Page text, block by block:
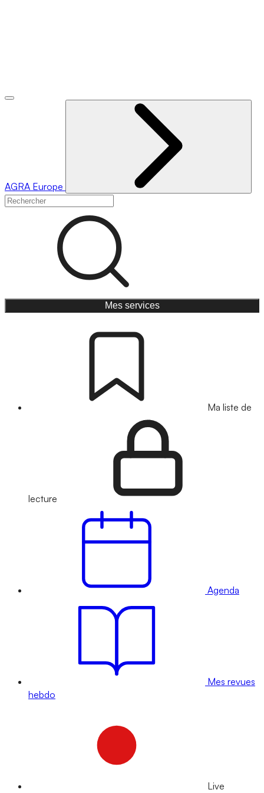
AGRA Europe
Mes services
Ma liste de
lecture
Agenda
Mes revues
hebdo
Live